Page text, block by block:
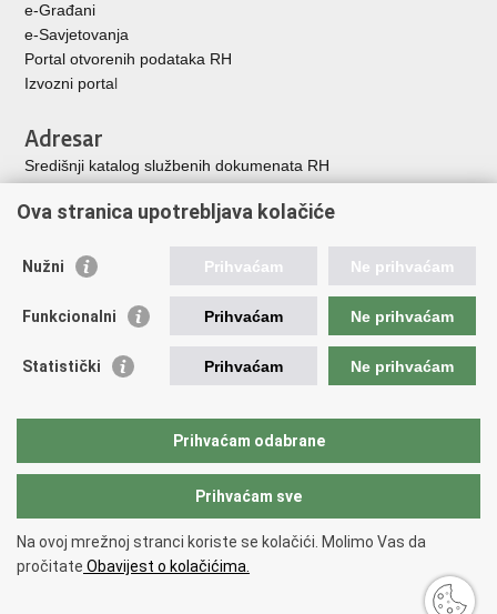
e-Građani
e-Savjetovanja
Portal otvorenih podataka RH
Izvozni portal
Adresar
Središnji katalog službenih dokumenata RH
Adresar političkih stranaka u RH
Vlada Republike Hrvatske
Memorijalni centar Domovinskog rata Vukovar
Zaklada hrvatskih branitelja iz Domovinskog rata
Pučki pravobranitelj
Povjerenik za informiranje
Copyright © 2026 Ministarstvo hrvatskih branitelja Republike Hrvatske.
Uvjeti korištenja.
Ova stranica upotrebljava kolačiće
Nužni Prihvaćam Ne prihvaćam
Funkcionalni Prihvaćam Ne prihvaćam
Statistički Prihvaćam Ne prihvaćam
Prihvaćam odabrane
Prihvaćam sve
Na ovoj mrežnoj stranci koriste se kolačići. Molimo Vas da
pročitate Obavijest o kolačićima.